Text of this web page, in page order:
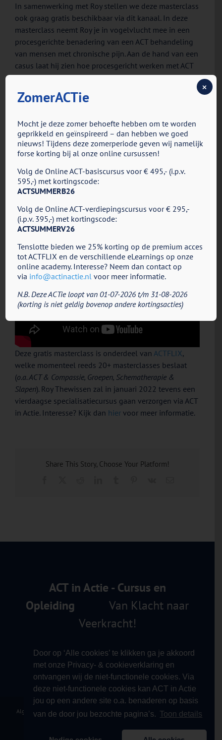
Door op ‘Alle cookies’ te klikken ga je akkoord
met onze Privacy- & cookieverklaring en
ontvangen wij de niet-functionele cookies. Via
deze niet-functionele cookies kan ACT in Actie
jou op een andere site o.a. benaderen op basis
van de door jou bezochte pagina’s. Toon details
In samenwerking met Roy stellen we deze masterclass
ook graag gratis beschikbaar via dit kanaal. In deze
masterclass neemt Roy je in vogelvlucht mee in een
procesgerichte benadering van een ACT behandeling
van mensen met chronische pijn. Aan de hand van een
casus laat hij zien hoe procesgericht werken met ACT
er uit kan zien. Centraal in deze manier van werken
van chronische (pijn)klachten heeft een grote
daarvan. We kijken niet alleen naar de directe impact
van pijn en de gevolgen van hoe iemand ermee
omgaat (het verhaal van pijn), doch ook naar de
impact van pijn op diens identiteit of zelf-
verhaal/beeld (de mens in het verhaal van pijn).
Hierbij is de levensgeschiedenis (historische context)
van de cliënt van groot belang in het zicht krijgen op
de manier waarop pijn iemands leven impacteerd en
hoe de cliënt ermee omgaat in de huidige context.
Deze gratis masterclass is onderdeel van ACTFLIX,
welke momenteel reeds 20+ masterclasses beslaat
(o.a. ACT & Compassie, Groepen, Schematherapie &
Slapen). Roy Thewissen zal in januari 2022 tevens een
vierdaagse specialisatiecursus gaan verzorgen via ACT
in Actie. Interesse? Kijk dan hier voor meer informatie.
Share This Story, Choose Your Platform!
ACT in Actie - Cursus en
Opleiding
Van Klacht naar
Veerkracht!
Algemene Voorwaarden |Privacy Verklaring|Klachtprocedure | Contact |
Copyright 2012 - 2026 ACT in Actie - Cursus & Opleiding
ZomerACTie
Mocht je deze zomer behoefte hebben om te worden
geprikkeld en geïnspireerd – dan hebben we goed
nieuws! Tijdens deze zomerperiode geven wij namelijk
forse korting bij al onze online cursussen!
Volg de Online ACT-basiscursus voor € 495,- (i.p.v.
595,-) met kortingscode:
ACTSUMMERB26
Volg de Online ACT-verdiepingscursus voor € 295,-
(i.p.v. 395,-) met kortingscode:
ACTSUMMERV26
Tenslotte bieden we 25% korting op de premium acces
tot ACTFLIX en de verschillende eLearnings op onze
online academy. Interesse? Neem dan contact op
via info@actinactie.nl voor meer informatie.
N.B. Deze ACTie loopt van 01-07-2026 t/m 31-08-2026
(korting is niet geldig bovenop andere kortingsacties)
×